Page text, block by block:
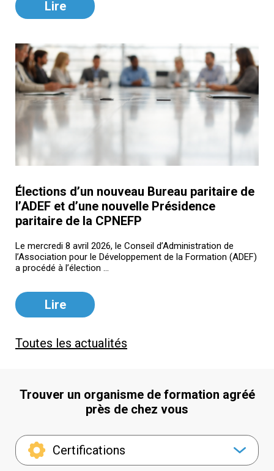
Lire
Élections d’un nouveau Bureau paritaire de
l’ADEF et d’une nouvelle Présidence
paritaire de la CPNEFP
Le mercredi 8 avril 2026, le Conseil d’Administration de
l’Association pour le Développement de la Formation (ADEF)
a procédé à l’élection ...
Lire
Toutes les actualités
Trouver un organisme de formation agréé
près de chez vous
Certifications